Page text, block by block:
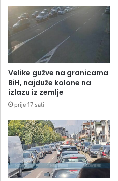
Velike gužve na granicama
BiH, najduže kolone na
izlazu iz zemlje
prije 17 sati